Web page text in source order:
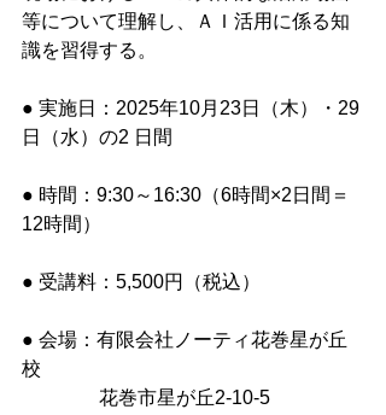
等について理解し、ＡＩ活用に係る知
識を習得する。
● 実施日：2025年10月23日（木）・29
日（水）の2 日間
● 時間：9:30～16:30（6時間×2日間＝
12時間）
● 受講料：5,500円（税込）
● 会場：有限会社ノーティ花巻星が丘
校
花巻市星が丘2-10-5